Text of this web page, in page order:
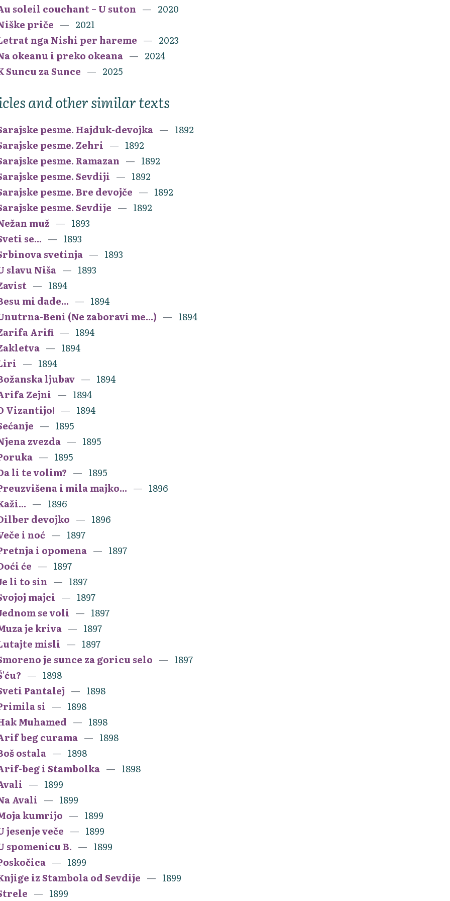
soleil couchant – U suton
2020
priče
2021
nga Nishi per hareme
2023
okeanu i preko okeana
2024
Suncu za Sunce
2025
and other similar texts
pesme. Hajduk-devojka
1892
pesme. Zehri
1892
pesme. Ramazan
1892
pesme. Sevdiji
1892
pesme. Bre devojče
1892
pesme. Sevdije
1892
muž
1893
se...
1893
svetinja
1893
slavu Niša
1893
1894
mi dade...
1894
Beni (Ne zaboravi me...)
1894
Arifi
1894
1894
1894
ljubav
1894
Zejni
1894
Vizantijo!
1894
1895
zvezda
1895
1895
li te volim?
1895
i mila majko...
1896
1896
devojko
1896
i noć
1897
i opomena
1897
će
1897
li to sin
1897
majci
1897
se voli
1897
je kriva
1897
misli
1897
je sunce za goricu selo
1897
1898
Pantalej
1898
si
1898
Muhamed
1898
beg curama
1898
ostala
1898
beg i Stambolka
1898
1899
Avali
1899
kumrijo
1899
jesenje veče
1899
spomenicu B.
1899
1899
iz Stambola od Sevdije
1899
1899